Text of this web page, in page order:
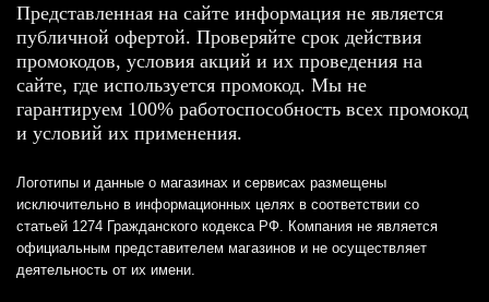
Представленная на сайте информация не является
публичной офертой. Проверяйте срок действия
промокодов, условия акций и их проведения на
сайте, где используется промокод. Мы не
гарантируем 100% работоспособность всех промокод
и условий их применения.
Логотипы и данные о магазинах и сервисах размещены
исключительно в информационных целях в соответствии со
статьей 1274 Гражданского кодекса РФ. Компания не является
официальным представителем магазинов и не осуществляет
деятельность от их имени.